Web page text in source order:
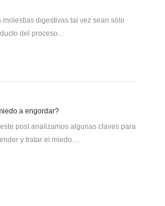
molestias digestivas tal vez sean sólo
del proceso…
a engordar?
post analizamos algunas claves para
y tratar el miedo…